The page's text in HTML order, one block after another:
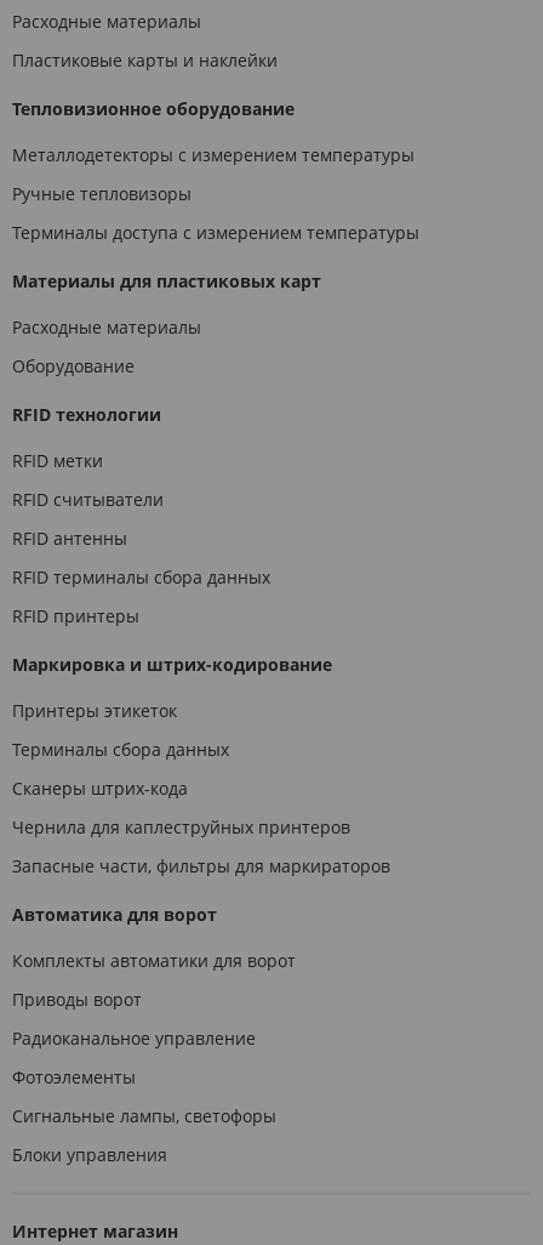
Расходные материалы
Пластиковые карты и наклейки
Тепловизионное оборудование
Металлодетекторы с измерением температуры
Ручные тепловизоры
Терминалы доступа с измерением температуры
Материалы для пластиковых карт
Расходные материалы
Оборудование
RFID технологии
RFID метки
RFID считыватели
RFID антенны
RFID терминалы сбора данных
RFID принтеры
Маркировка и штрих-кодирование
Принтеры этикеток
Терминалы сбора данных
Сканеры штрих-кода
Чернила для каплеструйных принтеров
Запасные части, фильтры для маркираторов
Автоматика для ворот
Комплекты автоматики для ворот
Приводы ворот
Радиоканальное управление
Фотоэлементы
Сигнальные лампы, светофоры
Блоки управления
Интернет магазин